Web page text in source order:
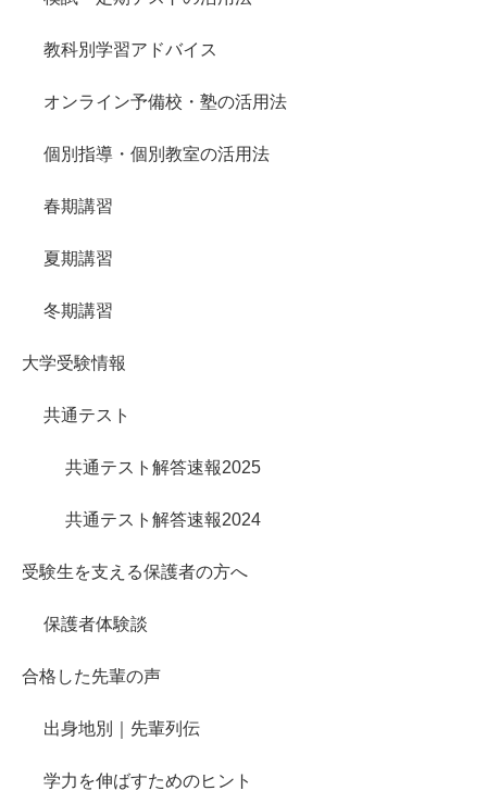
教科別学習アドバイス
オンライン予備校・塾の活用法
個別指導・個別教室の活用法
春期講習
夏期講習
冬期講習
大学受験情報
共通テスト
共通テスト解答速報2025
共通テスト解答速報2024
受験生を支える保護者の方へ
保護者体験談
合格した先輩の声
出身地別｜先輩列伝
学力を伸ばすためのヒント